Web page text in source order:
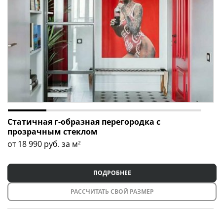
Статичная г-образная перегородка с
прозрачным стеклом
от 18 990 руб. за м2
ПОДРОБНЕЕ
РАССЧИТАТЬ СВОЙ РАЗМЕР